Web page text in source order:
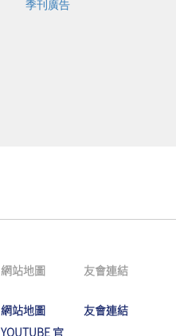
網站地圖
網站地圖
YOUTUBE 官
友會連結
友會連結